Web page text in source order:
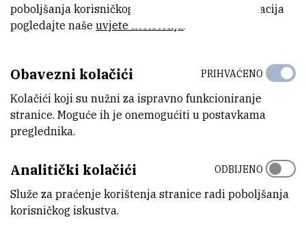
INSTITUT RUĐER BOŠKOVIĆ
Bijenička cesta 54, 10000 Zagreb
poboljšanja korisničkog iskustva. Za više informacija
pogledajte naše uvjete korištenja.
Obavezni kolačići
Kolačići koji su nužni za ispravno funkcioniranje
stranice. Moguće ih je onemogućiti u postavkama
preglednika.
PRIHVAĆENO
Analitički kolačići
Služe za praćenje korištenja stranice radi poboljšanja
korisničkog iskustva.
ODBIJENO